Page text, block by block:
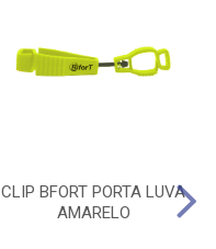
CLIP BFORT PORTA LUVA
AMARELO